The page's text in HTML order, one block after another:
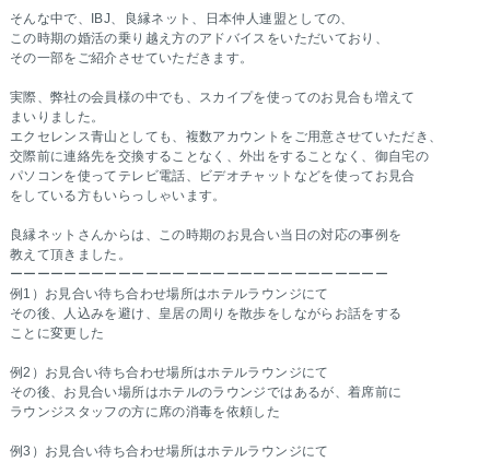
そんな中で、IBJ、良縁ネット、日本仲人連盟としての、
この時期の婚活の乗り越え方のアドバイスをいただいており、
その一部をご紹介させていただきます。
実際、弊社の会員様の中でも、スカイプを使ってのお見合も増えて
まいりました。
エクセレンス青山としても、複数アカウントをご用意させていただき、
交際前に連絡先を交換することなく、外出をすることなく、御自宅の
パソコンを使ってテレビ電話、ビデオチャットなどを使ってお見合
をしている方もいらっしゃいます。
良縁ネットさんからは、この時期のお見合い当日の対応の事例を
教えて頂きました。
ーーーーーーーーーーーーーーーーーーーーーーーーーーーー
例1）お見合い待ち合わせ場所はホテルラウンジにて
その後、人込みを避け、皇居の周りを散歩をしながらお話をする
ことに変更した
例2）お見合い待ち合わせ場所はホテルラウンジにて
その後、お見合い場所はホテルのラウンジではあるが、着席前に
ラウンジスタッフの方に席の消毒を依頼した
例3）お見合い待ち合わせ場所はホテルラウンジにて